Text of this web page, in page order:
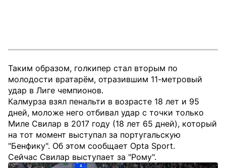
Таким образом, голкипер стал вторым по
молодости вратарём, отразившим 11-метровый
удар в Лиге чемпионов.
Калмурза взял пенальти в возрасте 18 лет и 95
дней, моложе него отбивал удар с точки только
Миле Свилар в 2017 году (18 лет 65 дней), который
на тот момент выступал за португальскую
"Бенфику". Об этом сообщает Opta Sport.
Сейчас Свилар выступает за "Рому".